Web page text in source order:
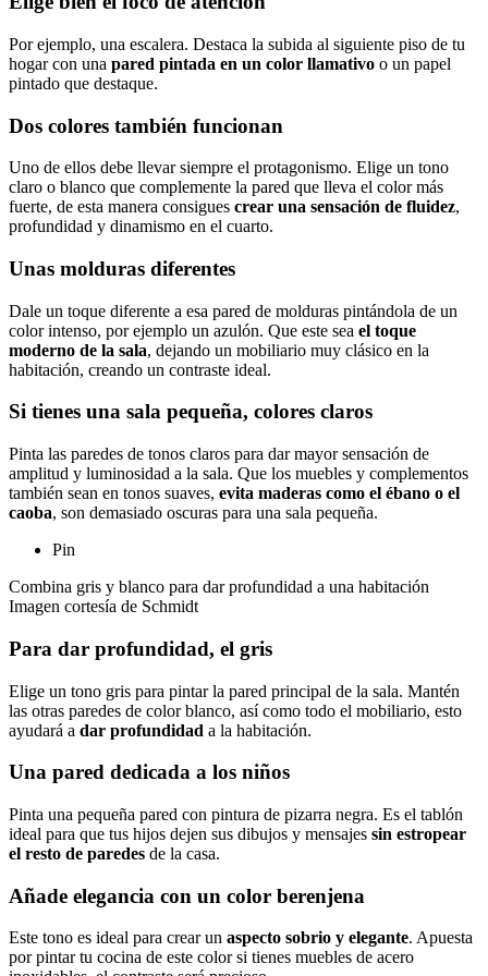
Por ejemplo, una escalera. Destaca la subida al siguiente piso de tu
hogar con una pared pintada en un color llamativo o un papel
pintado que destaque.
Dos colores también funcionan
Uno de ellos debe llevar siempre el protagonismo. Elige un tono
claro o blanco que complemente la pared que lleva el color más
fuerte, de esta manera consigues crear una sensación de fluidez,
profundidad y dinamismo en el cuarto.
Unas molduras diferentes
Dale un toque diferente a esa pared de molduras pintándola de un
color intenso, por ejemplo un azulón. Que este sea el toque
moderno de la sala, dejando un mobiliario muy clásico en la
habitación, creando un contraste ideal.
Si tienes una sala pequeña, colores claros
Pinta las paredes de tonos claros para dar mayor sensación de
amplitud y luminosidad a la sala. Que los muebles y complementos
también sean en tonos suaves, evita maderas como el ébano o el
caoba, son demasiado oscuras para una sala pequeña.
Pin
Combina gris y blanco para dar profundidad a una habitación
Imagen cortesía de Schmidt
Para dar profundidad, el gris
Elige un tono gris para pintar la pared principal de la sala. Mantén
las otras paredes de color blanco, así como todo el mobiliario, esto
ayudará a dar profundidad a la habitación.
Una pared dedicada a los niños
Pinta una pequeña pared con pintura de pizarra negra. Es el tablón
ideal para que tus hijos dejen sus dibujos y mensajes sin estropear
el resto de paredes de la casa.
Añade elegancia con un color berenjena
Este tono es ideal para crear un aspecto sobrio y elegante. Apuesta
por pintar tu cocina de este color si tienes muebles de acero